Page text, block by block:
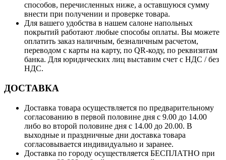
способов, перечисленных ниже, а оставшуюся сумму
внести при получении и проверке товара.
Для вашего удобства в нашем салоне напольных
покрытий работают любые способы оплаты. Вы можете
оплатить заказ наличным, безналичным расчетом,
переводом с карты на карту, по QR-коду, по реквизитам
банка. Для юридических лиц выставим счет с НДС / без
НДС.
ДОСТАВКА
Доставка товара осуществляется по предварительному
согласованию в первой половине дня с 9.00 до 14.00
либо во второй половине дня с 14.00 до 20.00. В
выходные и праздничные дни доставка товара
согласовывается индивидуально и заранее.
Доставка по городу осуществляется БЕСПЛАТНО при